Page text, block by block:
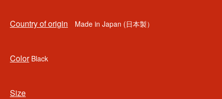
Country of origin Made in Japan (日本製）
ColorBlack
Size